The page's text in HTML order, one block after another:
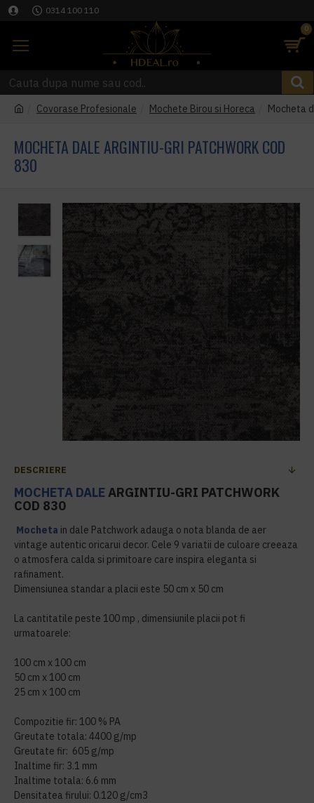
0314 100 110
0
Covorase Profesionale Mochete Birou si Horeca Mocheta
MOCHETA DALE ARGINTIU-GRI PATCHWORK COD
830
DESCRIERE
MOCHETA DALEARGINTIU-GRI PATCHWORK
COD 830
Mocheta in dale Patchwork adauga o nota blanda de aer
vintage autentic oricarui decor. Cele 9 variatii de culoare creeaza
o atmosfera calda si primitoare care inspira eleganta si
rafinament.
Dimensiunea standar a placii este 50 cm x 50 cm
La cantitatile peste 100 mp , dimensiunile placii pot fi
urmatoarele:
100 cm x 100 cm
50 cm x 100 cm
25 cm x 100 cm
Compozitie fir: 100 % PA
Greutate totala: 4400 g/mp
Greutate fir: 605 g/mp
Inaltime fir: 3.1 mm
Inaltime totala: 6.6 mm
Densitatea firului: 0.120 g/cm3